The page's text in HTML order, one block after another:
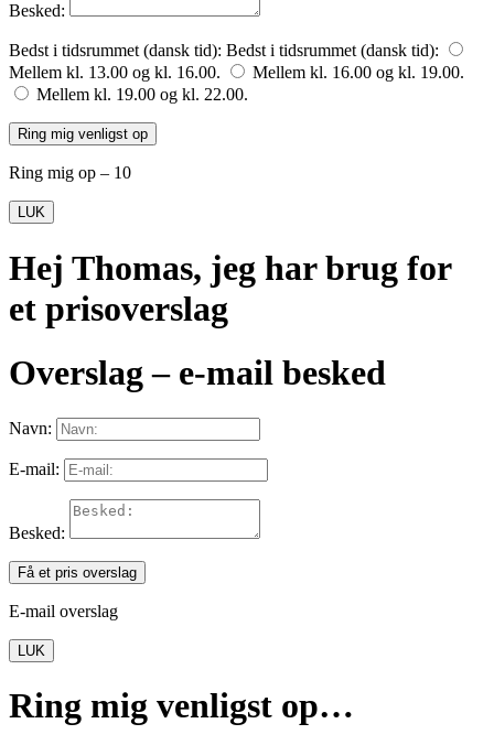
Besked:
Bedst i tidsrummet (dansk tid): Bedst i tidsrummet (dansk tid):
Mellem kl. 13.00 og kl. 16.00.
Mellem kl. 16.00 og kl. 19.00.
Mellem kl. 19.00 og kl. 22.00.
Ring mig venligst op
Ring mig op – 10
LUK
Hej Thomas, jeg har brug for
et prisoverslag
Overslag – e-mail besked
Navn:
E-mail:
Besked:
Få et pris overslag
E-mail overslag
LUK
Ring mig venligst op…